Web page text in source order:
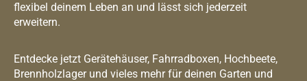
flexibel deinem Leben an und lässt sich jederzeit
erweitern.
Entdecke jetzt Gerätehäuser, Fahrradboxen, Hochbeete,
Brennholzlager und vieles mehr für deinen Garten und